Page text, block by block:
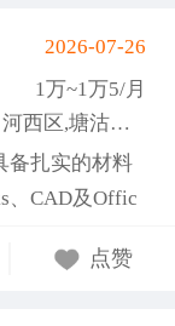
(高蕾)
2026-07-26
1万~1万5/月
河西区,塘沽区,东丽区
备扎实的材料
、CAD及Offic
据分析;曾带
点赞